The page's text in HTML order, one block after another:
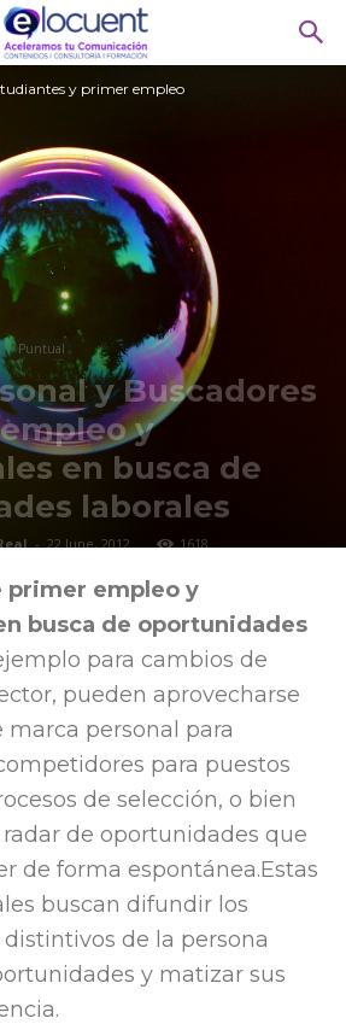
y primer empleo
Puntual
y Buscadores
y
en busca de
laborales
- 22 June, 2012 1618
primer empleo y
busca de oportunidades
para cambios de
pueden aprovecharse
personal para
para puestos
de selección, o bien
de oportunidades que
de forma espontánea.Estas
buscan difundir los
de la persona
y matizar sus